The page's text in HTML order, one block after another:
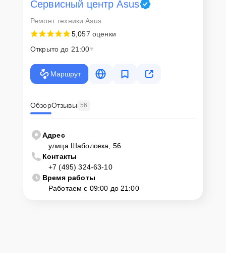
Для запуска процесса ремонта моноблока Asus VivoPC E520-
B095Z нужно просто оставить
телефону горячей линии: +7 (495) 324-63-10. Наши специалисты
оперативно проконсультируют по всем необходимым вопросам,
запишут на диагностику, подскажут с вариантами курьерской
Сервисный центр Asus
Ремонт техники Asus
5,057 оценки
Открыто до 21:00
Маршрут
ОбзорОтзывы 56
Адрес
улица Шаболовка, 56
Контакты
+7 (495) 324-63-10
Время работы
Работаем с 09:00 до 21:00